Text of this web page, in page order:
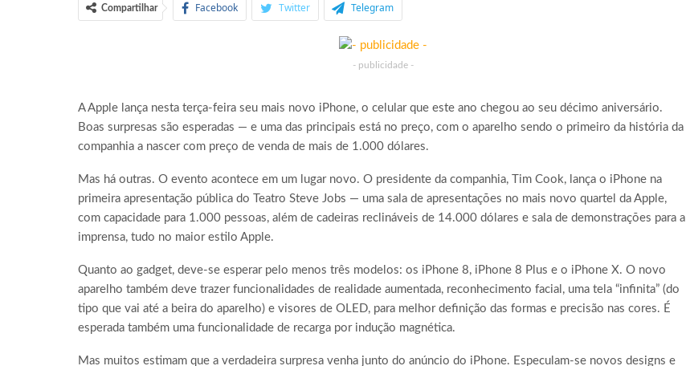
Compartilhar Facebook Twitter Telegram
- publicidade -
A Apple lança nesta terça-feira seu mais novo iPhone, o celular que este ano chegou ao seu décimo aniversário.
Boas surpresas são esperadas — e uma das principais está no preço, com o aparelho sendo o primeiro da história da
companhia a nascer com preço de venda de mais de 1.000 dólares.
Mas há outras. O evento acontece em um lugar novo. O presidente da companhia, Tim Cook, lança o iPhone na
primeira apresentação pública do Teatro Steve Jobs — uma sala de apresentações no mais novo quartel da Apple,
com capacidade para 1.000 pessoas, além de cadeiras reclináveis de 14.000 dólares e sala de demonstrações para a
imprensa, tudo no maior estilo Apple.
Quanto ao gadget, deve-se esperar pelo menos três modelos: os iPhone 8, iPhone 8 Plus e o iPhone X. O novo
aparelho também deve trazer funcionalidades de realidade aumentada, reconhecimento facial, uma tela “infinita” (do
tipo que vai até a beira do aparelho) e visores de OLED, para melhor definição das formas e precisão nas cores. É
esperada também uma funcionalidade de recarga por indução magnética.
Mas muitos estimam que a verdadeira surpresa venha junto do anúncio do iPhone. Especulam-se novos designs e